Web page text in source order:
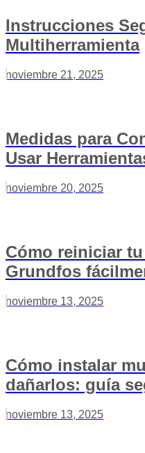
Instrucciones
Multiherramienta
noviembre 21, 2025
Medidas para
Usar
noviembre 20, 2025
Cómo reiniciar
Grundfos
noviembre 13, 2025
Cómo instalar
dañarlos: guía
noviembre 13, 2025